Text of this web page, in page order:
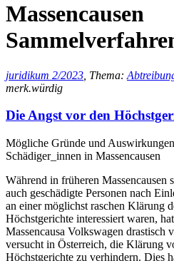
Massencausen
juridikum 2/2023 , Thema:
merk.würdig
Die Angst vor den
Mögliche Gründe und
Schädiger_innen in Massencausen
Während in früheren Massencausen
auch geschädigte Personen nach
an einer möglichst raschen Klärung
Höchstgerichte interessiert waren,
Massencausa Volkswagen drastisch
versucht in Österreich, die Klärung
Höchstgerichte zu verhindern. Dies